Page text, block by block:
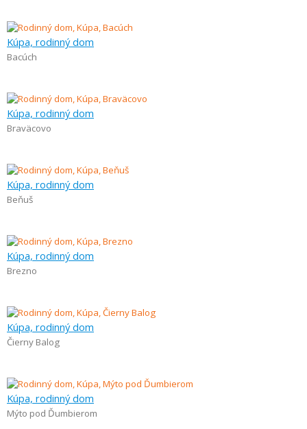
Kúpa, rodinný dom
Bacúch
Kúpa, rodinný dom
Braväcovo
Kúpa, rodinný dom
Beňuš
Kúpa, rodinný dom
Brezno
Kúpa, rodinný dom
Čierny Balog
Kúpa, rodinný dom
Mýto pod Ďumbierom